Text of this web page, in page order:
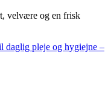
velvære og en frisk
daglig pleje og hygiejne –